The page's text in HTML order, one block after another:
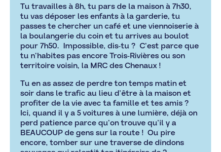
Tu travailles à 8h, tu pars de la maison à 7h30,
tu vas déposer les enfants à la garderie, tu
passes te chercher un café et une viennoiserie à
la boulangerie du coin et tu arrives au boulot
pour 7h50. Impossible, dis-tu ? C’est parce que
tu n’habites pas encore Trois-Rivières ou son
territoire voisin, la MRC des Chenaux !
Tu en as assez de perdre ton temps matin et
soir dans le trafic au lieu d’être à la maison et
profiter de la vie avec ta famille et tes amis ?
Ici, quand il y a 5 voitures à une lumière, déjà on
perd patience parce qu’on trouve qu’il y a
BEAUCOUP de gens sur la route ! Ou pire
encore, tomber sur une traverse de dindons